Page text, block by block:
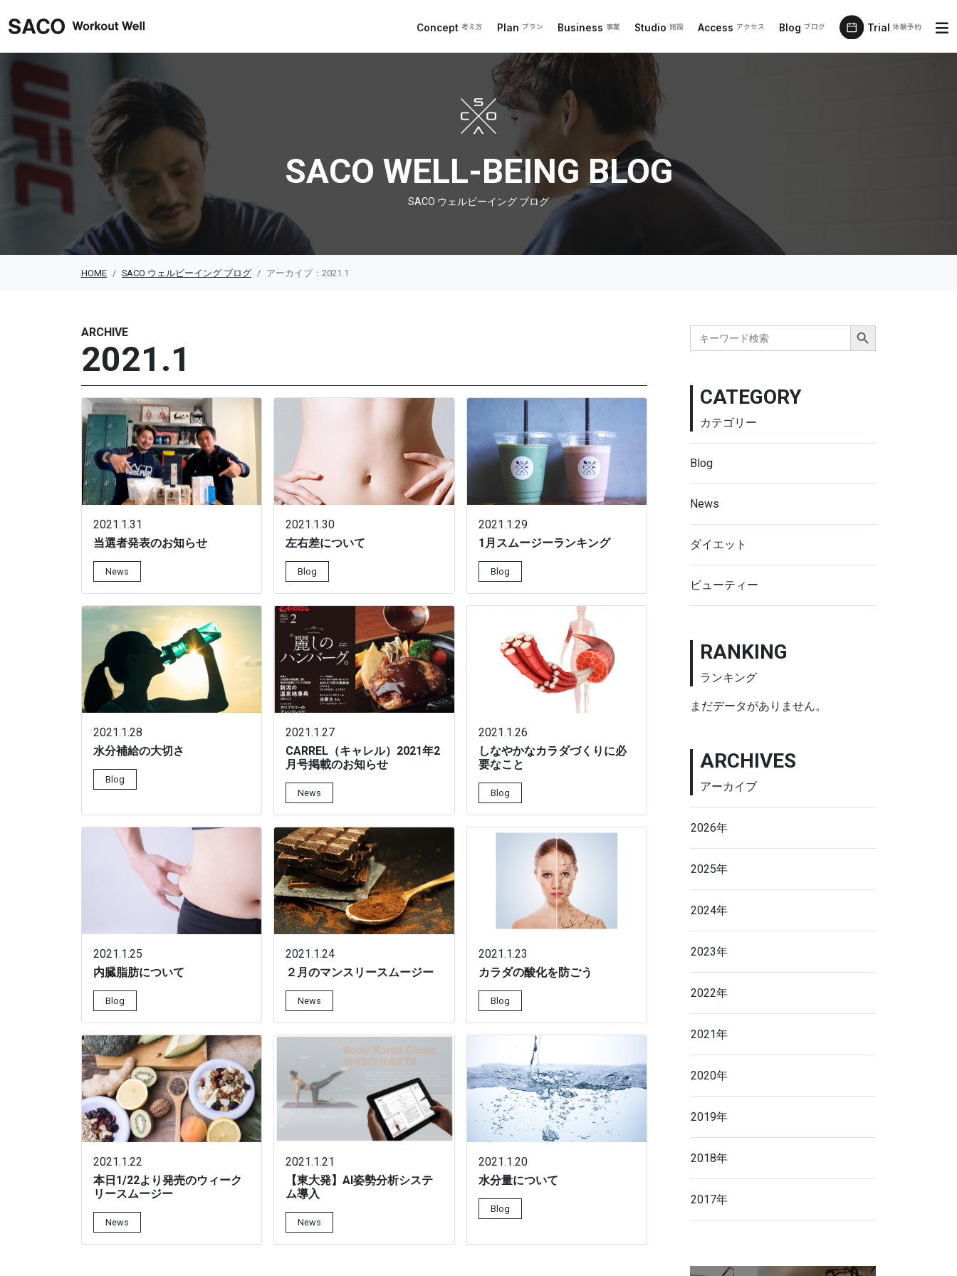
Concept 考え方 Plan プラン Business 事業 Studio 施設 Access アクセス Blog ブログ Trial 体験予約
SACO ウェルビーイング ブログ
SACO WELL-BEING BLOG
SACO ウェルビーイング ブログ
HOME SACO ウェルビーイング ブログ アーカイブ：2021.1
ARCHIVE
2021.1
2021.1.31
当選者発表のお知らせ
News
2021.1.30
左右差について
Blog
2021.1.29
1月スムージーランキング
Blog
2021.1.28
水分補給の大切さ
Blog
2021.1.27
CARREL（キャレル）2021年2
月号掲載のお知らせ
News
2021.1.26
しなやかなカラダづくりに必
要なこと
Blog
2021.1.25
内臓脂肪について
Blog
2021.1.24
２月のマンスリースムージー
News
2021.1.23
カラダの酸化を防ごう
Blog
2021.1.22
本日1/22より発売のウィーク
リースムージー
News
2021.1.21
【東大発】AI姿勢分析システ
ム導入
News
2021.1.20
水分量について
Blog
Search
for:
Search Button
CATEGORY
カテゴリー
Blog
News
ダイエット
ビューティー
RANKING
ランキング
まだデータがありません。
ARCHIVES
アーカイブ
2026年
2025年
2024年
2023年
2022年
2021年
2020年
2019年
2018年
2017年